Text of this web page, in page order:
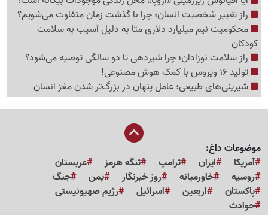
راز تغییر شخصیت انسان؛ چرا با گذشت زمان متفاوت می‌شویم؟
محکومیت نیم میلیارد دلاری متا به دلیل آسیب به سلامت
کودکان
راز سلامت نوزادان؛ چرا شیردهی تا دو سالگی توصیه می‌شود؟
تولید 16 ویروس با کمک هوش مصنوعی!
شیرینی‌های طبیعی؛ عامل پنهان در بزرگ‌تر شدن مغز انسان
موضوعات داغ:
آمریکا
ایران ترامپ تنگه هرمز
عربستان
روسیه
خاورمیانه روز خبرنگار یمن
جنگ
پاکستان
اربعین اسرائیل
رژیم صهیونیستی
حوادث